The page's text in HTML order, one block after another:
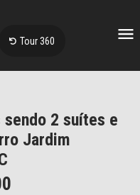
Tour 360
2 suítes e
Jardim